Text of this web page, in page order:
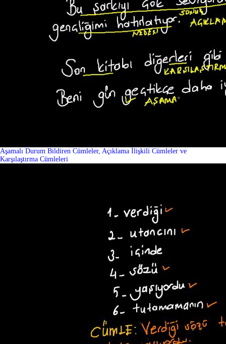
Aşamalı Durum Bildiren Cümleler, Açıklama İlişkili Cümleler ve
Karşılaştırma Cümleleri